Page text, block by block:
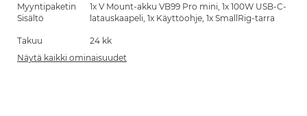
Myyntipaketin
Sisältö
1x V Mount-akku VB99 Pro mini, 1x 100W USB-C-
latauskaapeli, 1x Käyttöohje, 1x SmallRig-tarra
Takuu
24 kk
Näytä kaikki ominaisuudet